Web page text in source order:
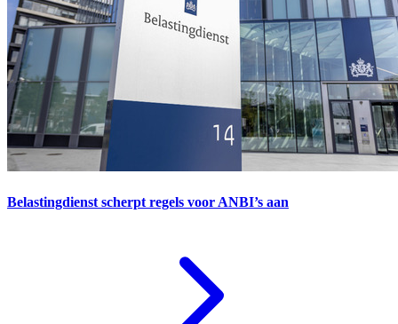
Belastingdienst scherpt regels voor ANBI’s aan